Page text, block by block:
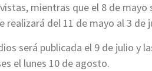
mientras que el 8 de mayo
del 11 de mayo al 3 de
será publicada el 9 de julio y
el lunes 10 de agosto.